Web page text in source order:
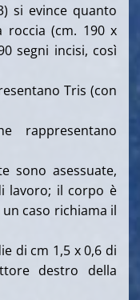
si evince quanto
roccia (cm. 190 x
segni incisi, così
Tris (con
rappresentano
sono asessuate,
lavoro; il corpo è
caso richiama il
di cm 1,5 x 0,6 di
destro della